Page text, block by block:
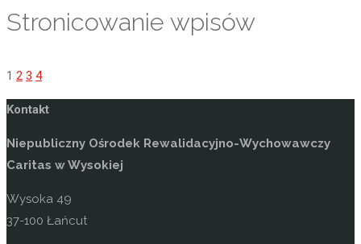
Stronicowanie wpisów
1 2 3 4
Kontakt
Niepubliczny Ośrodek Rewalidacyjno-Wychowawczy
Caritas w Wysokiej
Wysoka 49
37-100 Łańcut